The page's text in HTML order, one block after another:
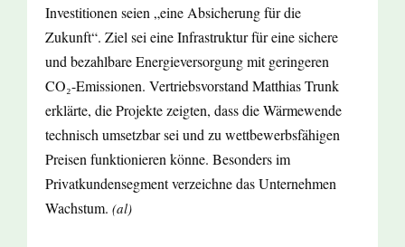
Investitionen seien „eine Absicherung für die
Zukunft“. Ziel sei eine Infrastruktur für eine sichere
und bezahlbare Energieversorgung mit geringeren
CO₂-Emissionen. Vertriebsvorstand Matthias Trunk
erklärte, die Projekte zeigten, dass die Wärmewende
technisch umsetzbar sei und zu wettbewerbsfähigen
Preisen funktionieren könne. Besonders im
Privatkundensegment verzeichne das Unternehmen
Wachstum. (al)